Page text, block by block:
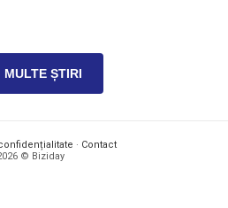
MULTE ȘTIRI
· Contact
© Biziday